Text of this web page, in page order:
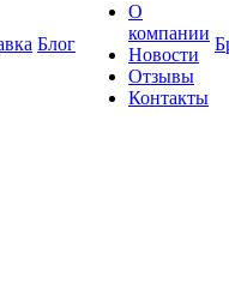
Блог
О
компании
Новости
Отзывы
Контакты